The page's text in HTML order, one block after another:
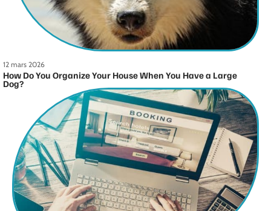
12 mars 2026
How Do You Organize Your House When You Have a Large
Dog?